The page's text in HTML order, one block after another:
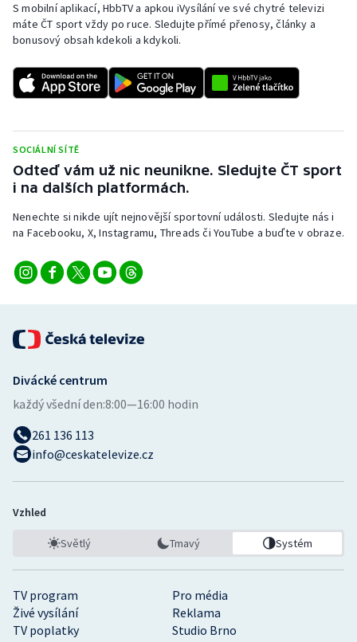
S mobilní aplikací, HbbTV a apkou iVysílání ve své chytré televizi
máte ČT sport vždy po ruce. Sledujte přímé přenosy, články a
bonusový obsah kdekoli a kdykoli.
SOCIÁLNÍ SÍTĚ
Odteď vám už nic neunikne. Sledujte ČT sport
i na dalších platformách.
Nenechte si nikde ujít nejnovější sportovní události. Sledujte nás i
na Facebooku, X, Instagramu, Threads či YouTube a buďte v obraze.
TV program
Pro média
Živé vysílání
Reklama
TV poplatky
Studio Brno
Divácké centrum
každý všední den:8:00—16:00 hodin
261 136 113
info@ceskatelevize.cz
Vzhled
Světlý Tmavý Systém